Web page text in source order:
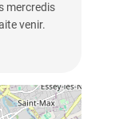
mercredis
venir.